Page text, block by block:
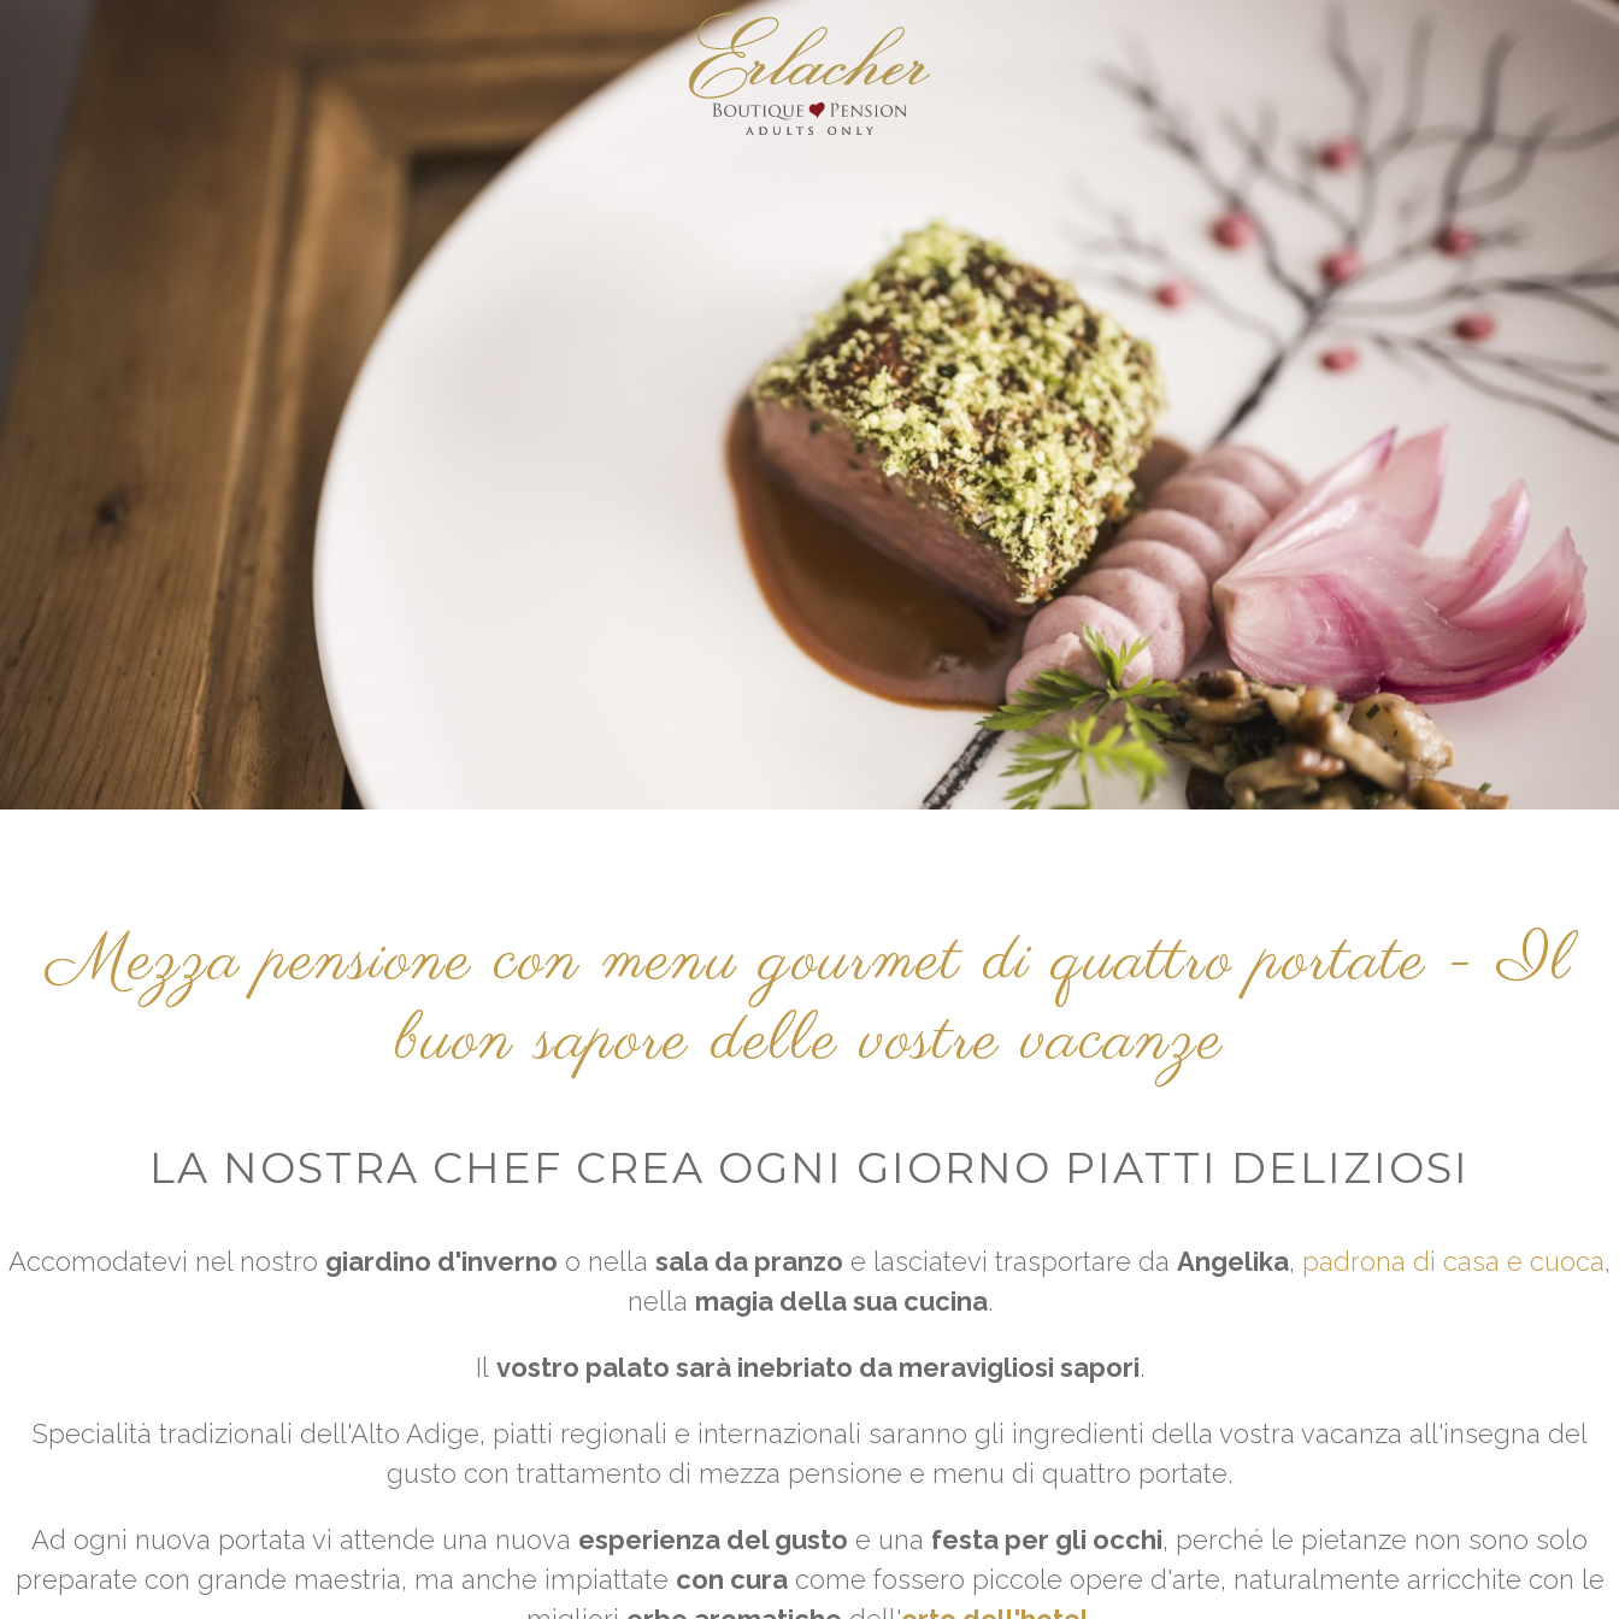
Mezza pensione con menu gourmet di quattro portate - Il
buon sapore delle vostre vacanze
LA NOSTRA CHEF CREA OGNI GIORNO PIATTI DELIZIOSI
Accomodatevi nel nostro giardino d'inverno o nella sala da pranzo e lasciatevi trasportare da Angelika, padrona di casa e cuoca,
nella magia della sua cucina.
Il vostro palato sarà inebriato da meravigliosi sapori.
Specialità tradizionali dell'Alto Adige, piatti regionali e internazionali saranno gli ingredienti della vostra vacanza all'insegna del
gusto con trattamento di mezza pensione e menu di quattro portate.
Ad ogni nuova portata vi attende una nuova esperienza del gusto e una festa per gli occhi, perché le pietanze non sono solo
preparate con grande maestria, ma anche impiattate con curacome fossero piccole opere d'arte, naturalmente arricchite con le